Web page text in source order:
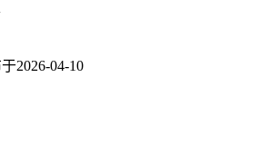
2026-04-10